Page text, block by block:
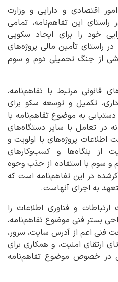
اقتصادی و دارایی و وزارت
راستای این تفاهم‌نامه، تمامی
خود را برای ایجاد سکویی
در راستای تأمین مالی پروژه‌های
از جنگ تحمیلی دوم و سوم
مرتبط با تفاهم‌نامه،
تکمیل و توسعه سکو برای
دستیابی به موضوع تفاهم‌نامه با
در تعامل با سایر دستگاه‌های
اطلاعات پروژه‌های با اولویت و
از بنگاه‌ها و کسب‌وکارهای
سوم با استفاده از جذب وجوه
در این تفاهم‌نامه است که
به اجرای آنهاست.
و فناوری اطلاعات را
بستر فنی موضوع تفاهم‌نامه،
فنی اعم از آدرس سایت، سرور،
ارتقای امنیت، و همکاری برای
در خصوص موضوع تفاهم‌نامه